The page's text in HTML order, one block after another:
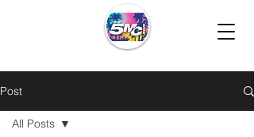
Post
All Posts